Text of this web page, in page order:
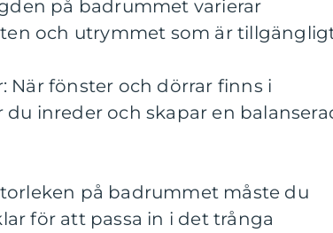
på badrummet varierar
och utrymmet som är
När fönster och dörrar finns i
inreder och skapar en
på badrummet måste du
för att passa in i det trånga